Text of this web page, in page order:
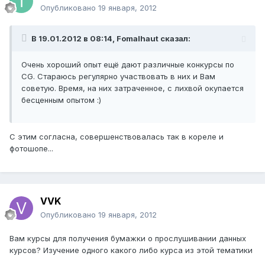
Опубликовано 19 января, 2012
В 19.01.2012 в 08:14, Fomalhaut сказал:
Очень хороший опыт ещё дают различные конкурсы по
CG. Стараюсь регулярно участвовать в них и Вам
советую. Время, на них затраченное, с лихвой окупается
бесценным опытом :)
С этим согласна, совершенствовалась так в кореле и
фотошопе...
VVK
Опубликовано 19 января, 2012
Вам курсы для получения бумажки о прослушивании данных
курсов? Изучение одного какого либо курса из этой тематики